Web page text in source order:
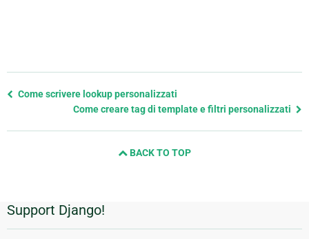
Previous
Come scrivere lookup personalizzati
Come creare tag di template e filtri personalizzati
BACK TO TOP
Informazioni
aggiuntive
Support Django!